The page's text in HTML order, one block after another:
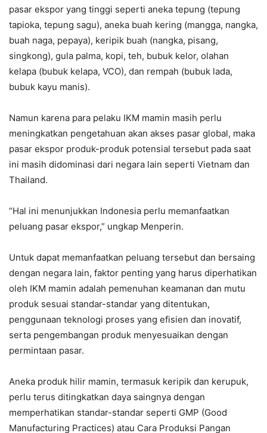
pasar ekspor yang tinggi seperti aneka tepung (tepung
tapioka, tepung sagu), aneka buah kering (mangga, nangka,
buah naga, pepaya), keripik buah (nangka, pisang,
singkong), gula palma, kopi, teh, bubuk kelor, olahan
kelapa (bubuk kelapa, VCO), dan rempah (bubuk lada,
bubuk kayu manis).
Namun karena para pelaku IKM mamin masih perlu
meningkatkan pengetahuan akan akses pasar global, maka
pasar ekspor produk-produk potensial tersebut pada saat
ini masih didominasi dari negara lain seperti Vietnam dan
Thailand.
“Hal ini menunjukkan Indonesia perlu memanfaatkan
peluang pasar ekspor,” ungkap Menperin.
Untuk dapat memanfaatkan peluang tersebut dan bersaing
dengan negara lain, faktor penting yang harus diperhatikan
oleh IKM mamin adalah pemenuhan keamanan dan mutu
produk sesuai standar-standar yang ditentukan,
penggunaan teknologi proses yang efisien dan inovatif,
serta pengembangan produk menyesuaikan dengan
permintaan pasar.
Aneka produk hilir mamin, termasuk keripik dan kerupuk,
perlu terus ditingkatkan daya saingnya dengan
memperhatikan standar-standar seperti GMP (Good
Manufacturing Practices) atau Cara Produksi Pangan